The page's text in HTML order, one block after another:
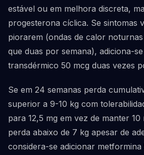
estável ou em melhora discreta,
progesterona cíclica. Se sintomas
piorarem (ondas de calor
que duas por semana), adiciona-
transdérmico 50 mcg duas vezes
Se em 24 semanas perda
superior a 9-10 kg com
para 12,5 mg em vez de manter
perda abaixo de 7 kg apesar de
considera-se adicionar metformina